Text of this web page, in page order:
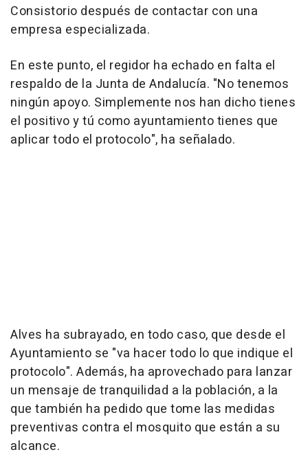
Consistorio después de contactar con una
empresa especializada.
En este punto, el regidor ha echado en falta el
respaldo de la Junta de Andalucía. "No tenemos
ningún apoyo. Simplemente nos han dicho tienes
el positivo y tú como ayuntamiento tienes que
aplicar todo el protocolo", ha señalado.
Alves ha subrayado, en todo caso, que desde el
Ayuntamiento se "va hacer todo lo que indique el
protocolo". Además, ha aprovechado para lanzar
un mensaje de tranquilidad a la población, a la
que también ha pedido que tome las medidas
preventivas contra el mosquito que están a su
alcance.